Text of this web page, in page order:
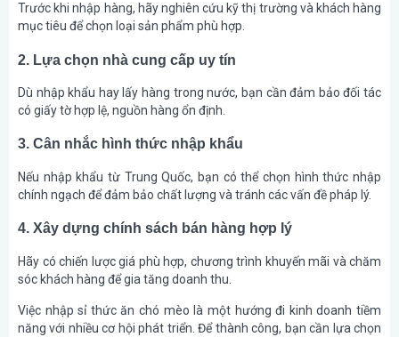
Trước khi nhập hàng, hãy nghiên cứu kỹ thị trường và khách hàng
mục tiêu để chọn loại sản phẩm phù hợp.
2. Lựa chọn nhà cung cấp uy tín
Dù nhập khẩu hay lấy hàng trong nước, bạn cần đảm bảo đối tác
có giấy tờ hợp lệ, nguồn hàng ổn định.
3. Cân nhắc hình thức nhập khẩu
Nếu nhập khẩu từ Trung Quốc, bạn có thể chọn hình thức nhập
chính ngạch để đảm bảo chất lượng và tránh các vấn đề pháp lý.
4. Xây dựng chính sách bán hàng hợp lý
Hãy có chiến lược giá phù hợp, chương trình khuyến mãi và chăm
sóc khách hàng để gia tăng doanh thu.
Việc nhập sỉ thức ăn chó mèo là một hướng đi kinh doanh tiềm
năng với nhiều cơ hội phát triển. Để thành công, bạn cần lựa chọn